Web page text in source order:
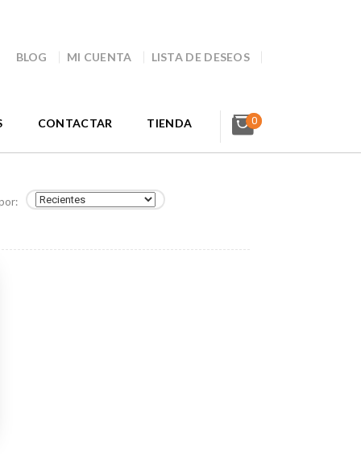
BLOG MI CUENTA LISTA DE DESEOS
CONTACTAR TIENDA 0